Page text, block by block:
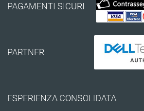
PAGAMENTI SICURI
PARTNER
ESPERIENZA CONSOLIDATA